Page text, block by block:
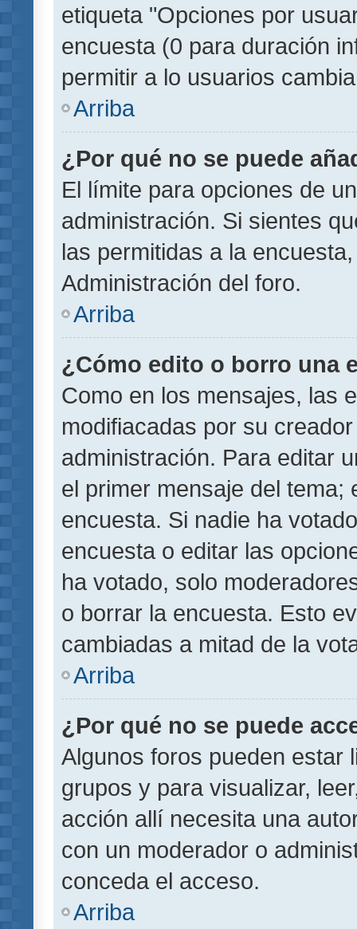
etiqueta "Opciones por
encuesta (0 para duración
permitir a lo usuarios
Arriba
¿Por qué no se puede
El límite para opciones de
administración. Si sientes
las permitidas a la
Administración del foro.
Arriba
¿Cómo edito o borro una
Como en los mensajes, las
modifiacadas por su
administración. Para editar
el primer mensaje del
encuesta. Si nadie ha
encuesta o editar las
ha votado, solo
o borrar la encuesta. Esto
cambiadas a mitad de la
Arriba
¿Por qué no se puede
Algunos foros pueden estar
grupos y para visualizar,
acción allí necesita una
con un moderador o
conceda el acceso.
Arriba